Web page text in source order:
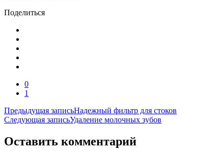
Поделиться
0
1
Навигация
по
записям
Предыдущая записьНадежный фильтр для стоков
Следующая записьУдаление молочных зубов
Оставить комментарий